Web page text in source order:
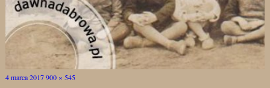
Opublikowano
4 marca 2017Pełny
900 × 545